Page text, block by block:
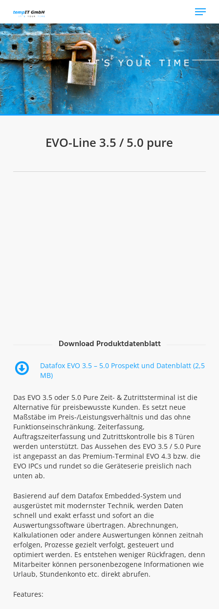
main
content
Menu
EVO-Line 3.5 / 5.0 pure
Download Produktdatenblatt
Datafox EVO 3.5 – 5.0 Prospekt und Datenblatt (2,5
MB)
Das EVO 3.5 oder 5.0 Pure Zeit- & Zutrittsterminal ist die
Alternative für preisbewusste Kunden. Es setzt neue
Maßstäbe im Preis-/Leistungsverhältnis und das ohne
Funktionseinschränkung. Zeiterfassung,
Auftragszeiterfassung und Zutrittskontrolle bis 8 Türen
werden unterstützt. Das Aussehen des EVO 3.5 / 5.0 Pure
ist angepasst an das Premium-Terminal EVO 4.3 bzw. die
EVO IPCs und rundet so die Geräteserie preislich nach
unten ab.
Basierend auf dem Datafox Embedded-System und
ausgerüstet mit modernster Technik, werden Daten
schnell und exakt erfasst und sofort an die
Auswertungssoftware übertragen. Abrechnungen,
Kalkulationen oder andere Auswertungen können zeitnah
erfolgen, Prozesse gezielt verfolgt, gesteuert und
optimiert werden. Es entstehen weniger Rückfragen, denn
Mitarbeiter können personenbezogene Informationen wie
Urlaub, Stundenkonto etc. direkt abrufen.
Features: